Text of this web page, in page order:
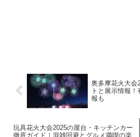
奥多摩花火大会
トと展示情報
報も
玩具花火大会2025の屋台・キッチンカー
徹底ガイド｜混雑回避とグルメ満喫の楽